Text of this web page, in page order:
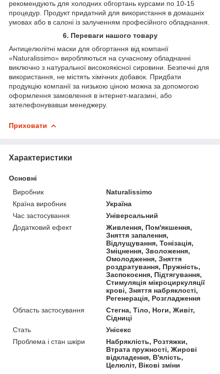
рекомендують для холодних обгортань курсами по 10-15
процедур. Продукт придатний для використання в домашніх
умовах або в салоні із залученням професійного обладнання.
6. Переваги нашого товару
Антицелюлітні маски для обгортання від компанії
«Naturalissimo» виробляються на сучасному обладнанні
виключно з натуральної високоякісної сировини. Безпечні для
використання, не містять хімічних добавок. Придбати
продукцію компанії за низькою ціною можна за допомогою
оформлення замовлення в інтернет-магазині, або
зателефонувавши менеджеру.
Приховати
Характеристики
Основні
Виробник
Naturalissimo
Країна виробник
Україна
Час застосування
Універсальний
Додатковий ефект
Живлення, Пом'якшення,
Зняття запалення,
Відлущування, Тонізація,
Зміцнення, Зволоження,
Омолодження, Зняття
роздратування, Пружність,
Заспокоєння, Підтягування,
Стимуляція мікроциркуляції
крові, Зняття набряклості,
Регенерація, Розгладження
Область застосування
Стегна, Тіло, Ноги, Живіт,
Сідниці
Стать
Унісекс
Проблема і стан шкіри
Набряклість, Розтяжки,
Втрата пружності, Жирові
відкладення, В'ялість,
Целюліт, Вікові зміни